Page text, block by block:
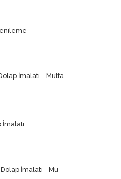
İmalatı - Mutfa
İmalatı - Mu